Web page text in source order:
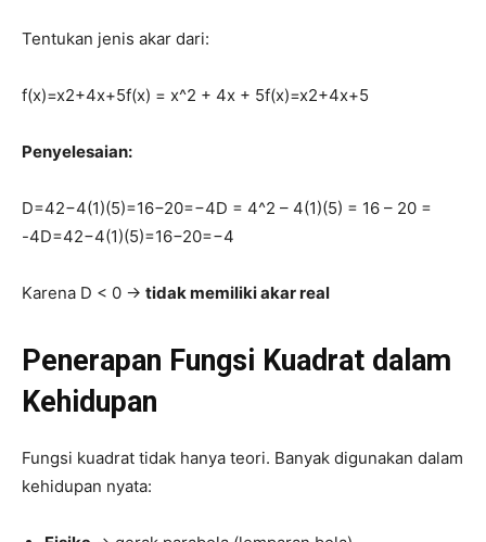
Tentukan jenis akar dari:
f(x)=x2+4x+5f(x) = x^2 + 4x + 5f(x)=x2+4x+5
Penyelesaian:
D=42−4(1)(5)=16−20=−4D = 4^2 – 4(1)(5) = 16 – 20 =
-4D=42−4(1)(5)=16−20=−4
Karena D < 0 → tidak memiliki akar real
Penerapan Fungsi Kuadrat dalam
Kehidupan
Fungsi kuadrat tidak hanya teori. Banyak digunakan dalam
kehidupan nyata: